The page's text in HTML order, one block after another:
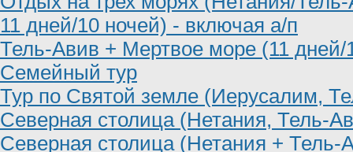
11 дней/10 ночей) - включая а/п
Тель-Авив + Мертвое море (11 дней/
Семейный тур
Тур по Святой земле (Иерусалим,
Северная столица (Нетания, Тель-
Северная столица (Нетания +